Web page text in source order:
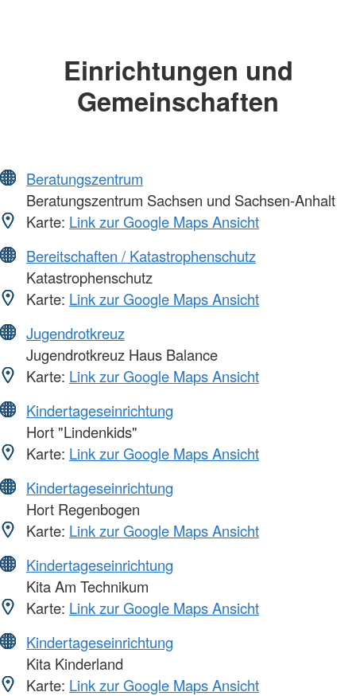
Einrichtungen und
Gemeinschaften
Beratungszentrum
Beratungszentrum Sachsen und Sachsen-Anhalt
Karte: Link zur Google Maps Ansicht
Bereitschaften / Katastrophenschutz
Katastrophenschutz
Karte: Link zur Google Maps Ansicht
Jugendrotkreuz
Jugendrotkreuz Haus Balance
Karte: Link zur Google Maps Ansicht
Kindertageseinrichtung
Hort "Lindenkids"
Karte: Link zur Google Maps Ansicht
Kindertageseinrichtung
Hort Regenbogen
Karte: Link zur Google Maps Ansicht
Kindertageseinrichtung
Kita Am Technikum
Karte: Link zur Google Maps Ansicht
Kindertageseinrichtung
Kita Kinderland
Karte: Link zur Google Maps Ansicht